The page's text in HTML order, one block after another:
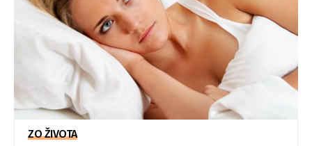
ZO ŽIVOTA